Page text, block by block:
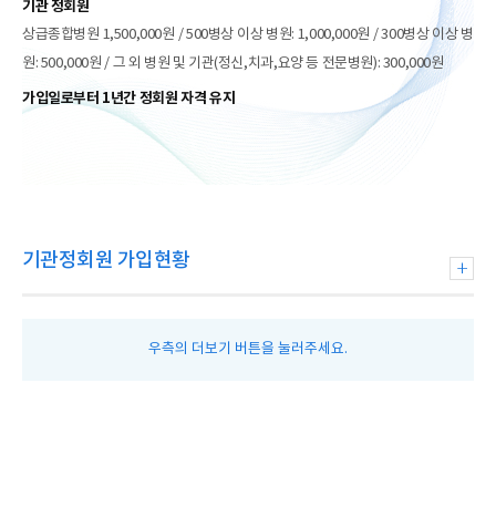
기관 정회원
상급종합병원 1,500,000원 / 500병상 이상 병원: 1,000,000원 / 300병상 이상 병
원: 500,000원 / 그 외 병원 및 기관(정신,치과,요양 등 전문병원): 300,000원
가입일로부터 1년간 정회원 자격 유지
기관정회원 가입현황
우측의 더보기 버튼을 눌러주세요.